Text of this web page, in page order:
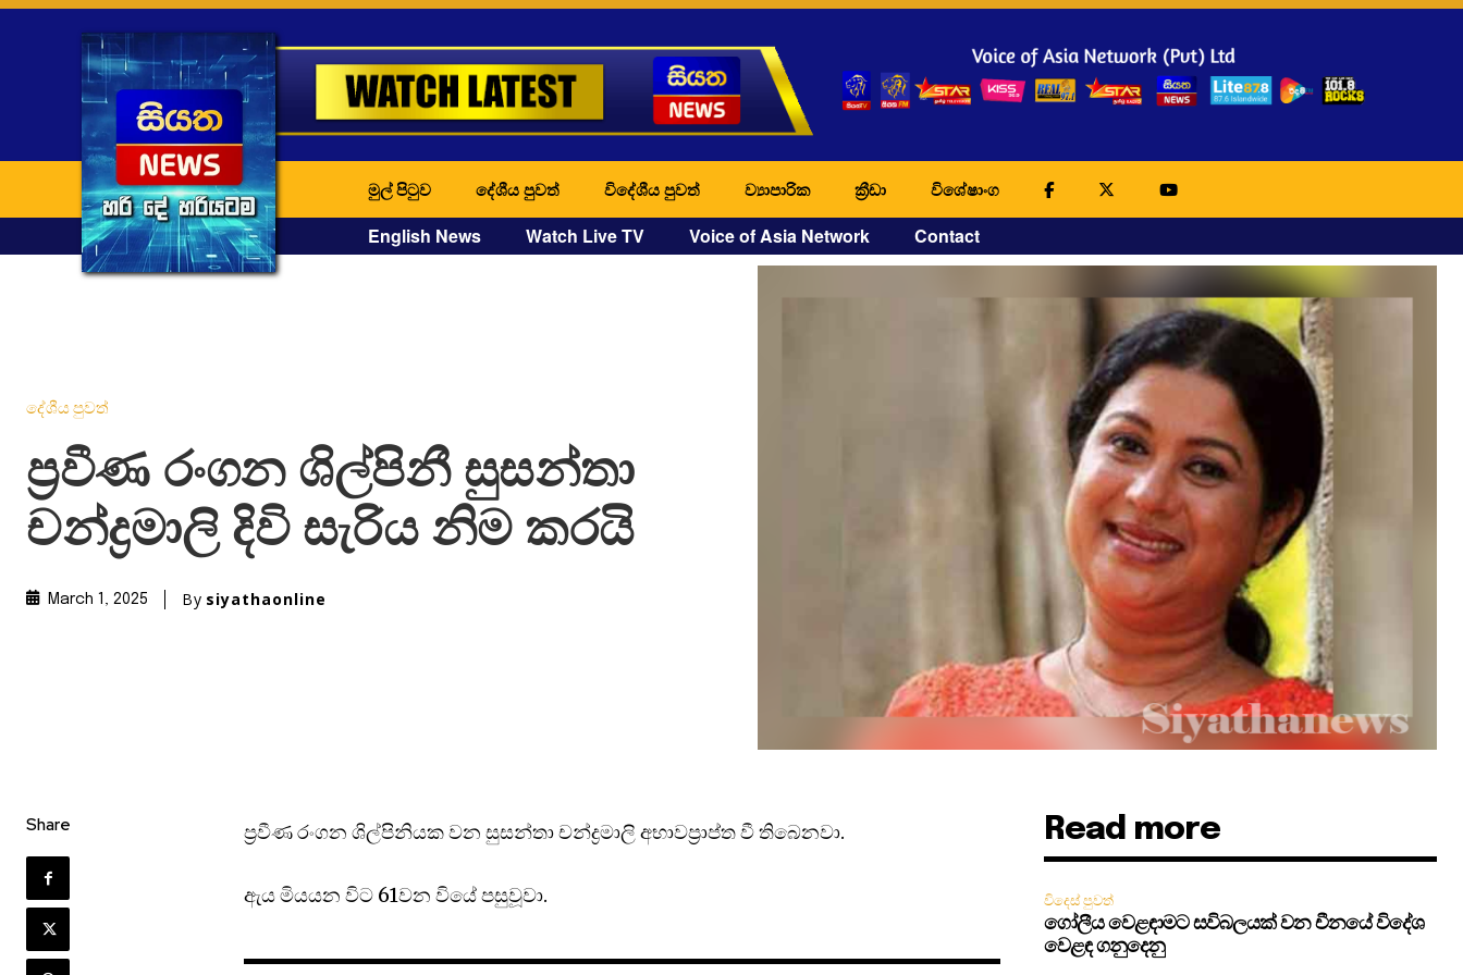
මුල් පිටුව දේශීය පුවත් විදේශීය පුවත් ව්‍යාපාරික ක්‍රීඩා විශේෂාංග
English News Watch Live TV Voice of Asia Network Contact
දේශීය පුවත්
ප්‍රවීණ රංගන ශිල්පිනී සුසන්තා
චන්ද්‍රමාලි දිවි සැරිය නිම කරයි
March 1, 2025 By siyathaonline
Share ප්‍රවීණ රංගන ශිල්පිනියක වන සුසන්තා චන්ද්‍රමාලි අභාවප්‍රාප්ත වී තිබෙනවා.
ඇය මියයන විට 61වන වියේ පසුවූවා.
Read more
විදෙස් පුවත්
ගෝලීය වෙළඳාමට සවිබලයක් වන චීනයේ විදේශ
වෙළඳ ගනුදෙනු